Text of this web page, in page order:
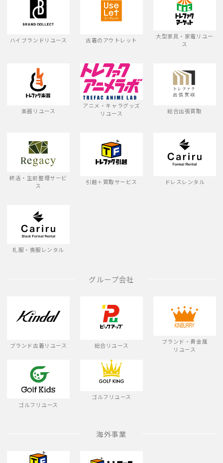
ハイブランドリユース 古着のアウトレット
大型家具・家電リユー
ス
楽器リユース
アニメ・キャラグッズ
リユース
総合出張買取
終活・生前整理サービ
ス
引越＋買取サービス ドレスレンタル
礼服・喪服レンタル
グループ会社
ブランド古着リユース 総合リユース
ブランド・貴金属
リユース
ゴルフリユース
ゴルフリユース
海外事業